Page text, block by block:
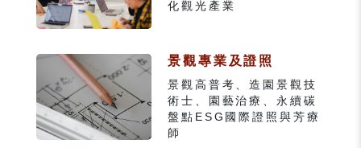
化觀光產業
景觀專業及證照
景觀高普考、造園景觀技
術士、園藝治療、永續碳
盤點ESG國際證照與芳療
師